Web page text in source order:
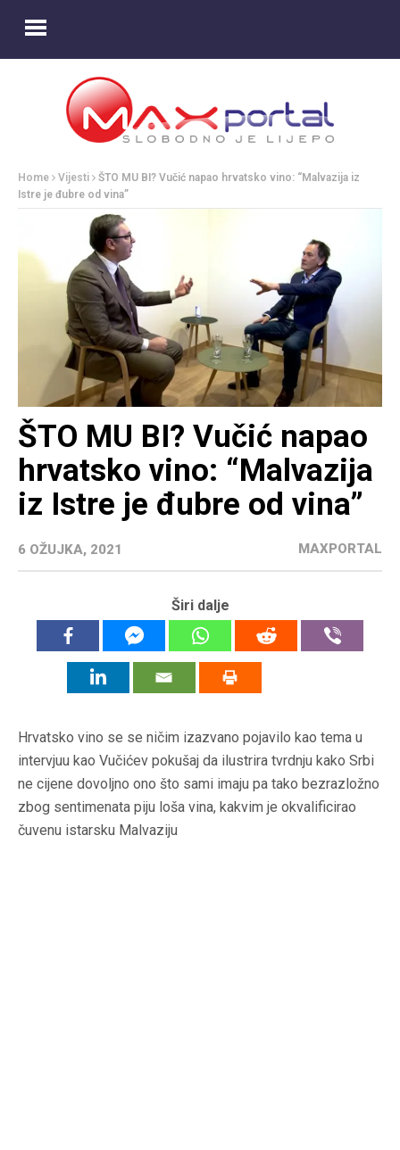
Home Vijesti
ŠTO MU BI? Vučić napao hrvatsko vino: “Malvazija iz
Istre je đubre od vina”
ŠTO MU BI? Vučić napao
hrvatsko vino: “Malvazija
iz Istre je đubre od vina”
6 OŽUJKA, 2021 MAXPORTAL
Širi dalje
Hrvatsko vino se se ničim izazvano pojavilo kao tema u
intervjuu kao Vučićev pokušaj da ilustrira tvrdnju kako Srbi
ne cijene dovoljno ono što sami imaju pa tako bezrazložno
zbog sentimenata piju loša vina, kakvim je okvalificirao
čuvenu istarsku Malvaziju